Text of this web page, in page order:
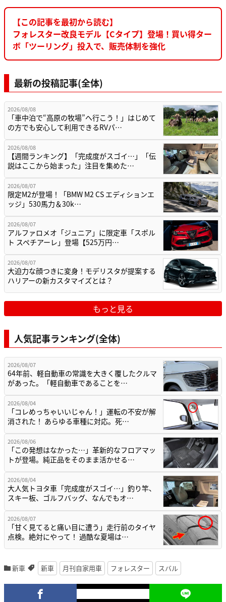
【この記事を最初から読む】
フォレスター改良モデル【Cタイプ】登場！買い得ター
ボ「ツーリング」投入で、販売体制を強化
最新の投稿記事(全体)
2026/08/08
「車中泊で“高原の牧場”へ行こう！」はじめて
の方でも安心して利用できるRVパ…
2026/08/08
【週間ランキング】「完成度がスゴイ…」「伝
説はここから始まった」注目を集めた…
2026/08/07
限定M2が登場！「BMW M2 CS エディションエ
ッジ」530馬力＆30k…
2026/08/07
アルファロメオ「ジュニア」に限定車「スポル
ト スペチアーレ」登場【525万円…
2026/08/07
大迫力な顔つきに変身！モデリスタが提案する
ハリアーの新カスタマイズとは？
もっと見る
人気記事ランキング(全体)
2026/08/07
64年前、軽自動車の常識を大きく覆したクルマ
があった。「軽自動車であることを…
2026/08/04
「コレめっちゃいいじゃん！」運転の不安が解
消された！ あらゆる車種に対応。死…
2026/08/06
「この発想はなかった…」革新的なフロアマッ
トが登場。純正品をそのまま活かせる…
2026/08/04
大人気トヨタ車「完成度がスゴイ…」釣り竿、
スキー板、ゴルフバッグ、なんでもオ…
2026/08/07
「甘く見てると痛い目に遭う」走行前のタイヤ
点検。絶対にやって！ 過酷な夏場は…
新車 新車 月刊自家用車 フォレスター スバル